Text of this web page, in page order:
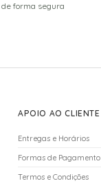
forma segura
APOIO AO CLIENTE
Entregas e Horários
Formas de Pagamento
Termos e Condições